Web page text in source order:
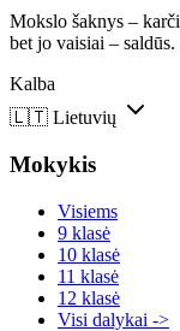
Mokslo šaknys –
bet jo vaisiai – saldūs.
Kalba
🇱🇹 Lietuvių
Mokykis
Visiems
9 klasė
10 klasė
11 klasė
12 klasė
Visi dalykai ->